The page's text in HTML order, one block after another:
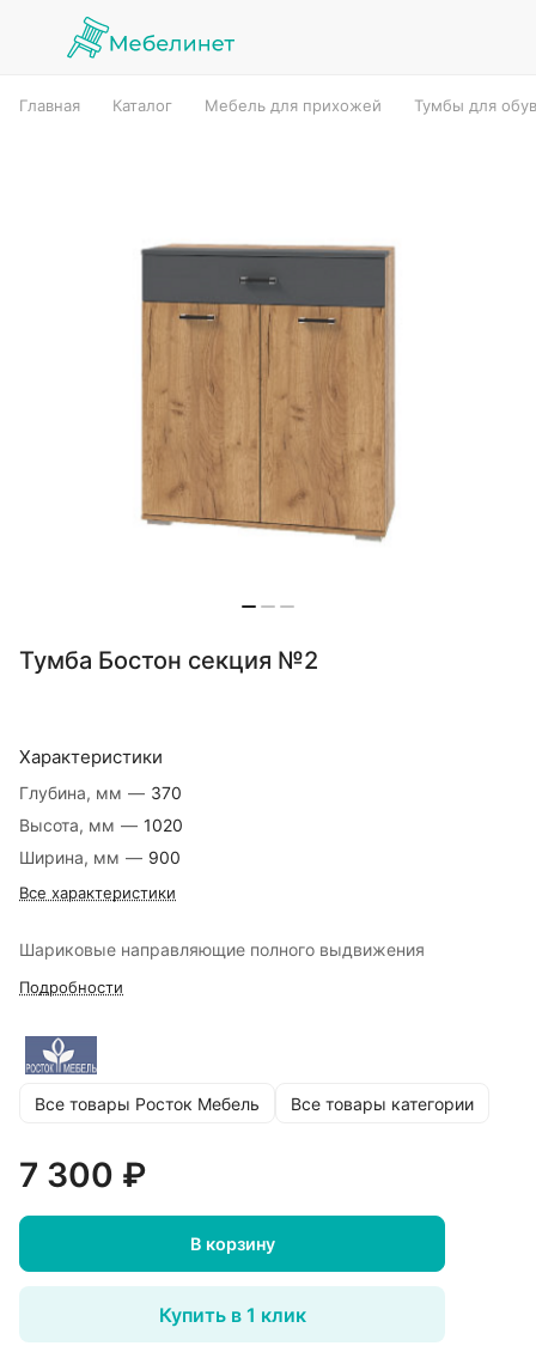
Главная Каталог Мебель для прихожей Тумбы для
Тумба Бостон секция №2
Характеристики
Глубина, мм — 370
Высота, мм — 1020
Ширина, мм — 900
Все характеристики
Шариковые направляющие полного выдвижения
Подробности
Все товары Росток Мебель Все товары категории
7 300 ₽
В корзину
Купить в 1 клик